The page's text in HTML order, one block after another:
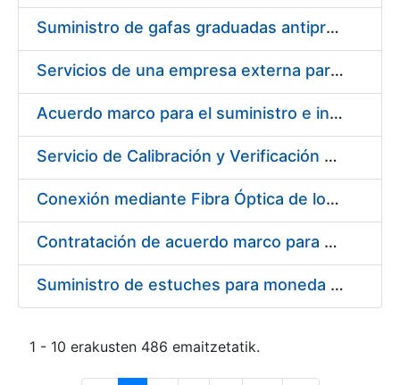
Suministro de gafas graduadas antiproyecciones para los trabajadores de la FNMT-RCM en los centros de trabajo de Madrid y Burgos
Servicios de una empresa externa para el asesoramiento y resolución de los recursos de alzada que se presentan relacionados con procesos de selección para la FNMT-RCM
Acuerdo marco para el suministro e instalación de persianas, estores y otros complementos
Servicio de Calibración y Verificación Externa de los Equipos de Medición del Servicio de Prevención de la FNMT-RCM
Conexión mediante Fibra Óptica de los Centros de Proceso de Datos (CPDs) de las sedes de la FNMT-RCM de Burgos y Madrid
Contratación de acuerdo marco para el Suministro de Material de Electricidad para la Fábrica Nacional de Moneda y Timbre-Real Casa de la Moneda en su centro de trabajo de Burgos
Suministro de estuches para moneda de 30 €
1 - 10 erakusten 486 emaitzetatik.